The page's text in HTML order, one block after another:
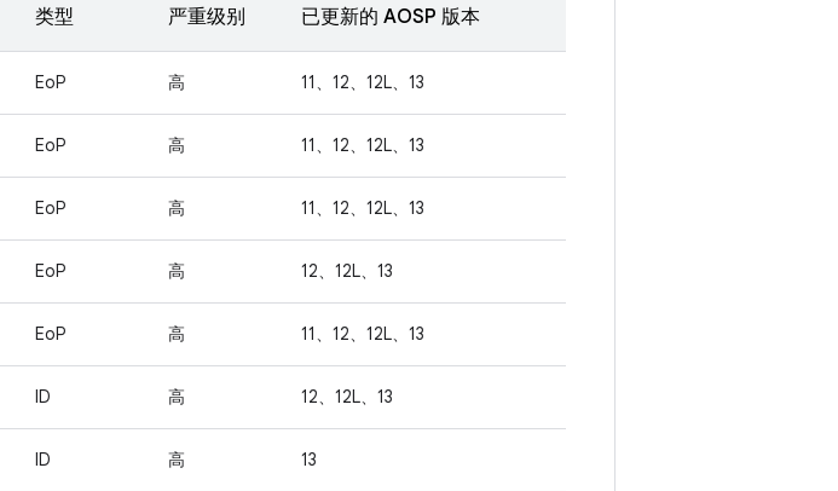
类型 严重级别 已更新的 AOSP 版本
EoP 高 11、12、12L、13
EoP 高 11、12、12L、13
EoP 高 11、12、12L、13
EoP 高 12、12L、13
EoP 高 11、12、12L、13
ID 高 12、12L、13
ID 高 13